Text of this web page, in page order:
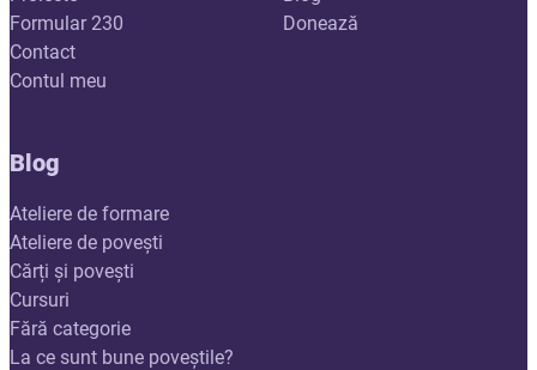
Formular 230
Contact
Contul meu
Donează
Blog
Ateliere de formare
Ateliere de povești
Cărți și povești
Cursuri
Fără categorie
La ce sunt bune poveștile?